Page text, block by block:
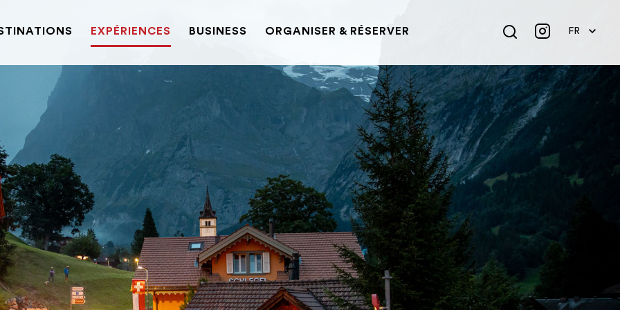
EXPÉRIENCES BUSINESS ORGANISER & RÉSERVER FR
EN